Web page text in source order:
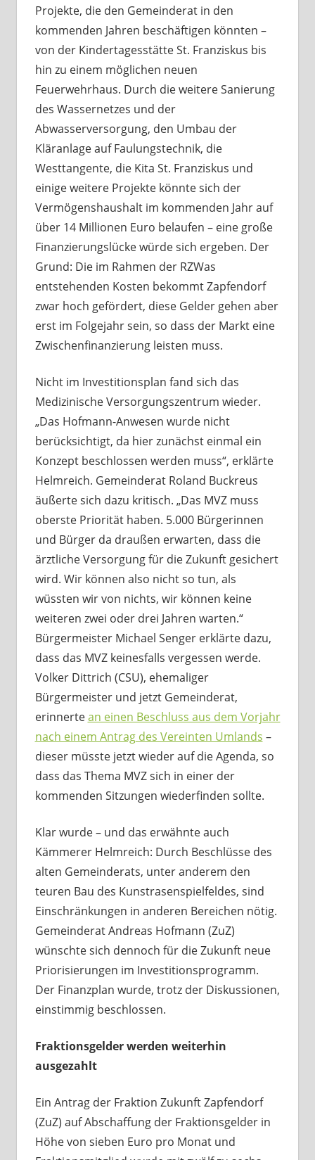
Projekte, die den Gemeinderat in den
kommenden Jahren beschäftigen könnten –
von der Kindertagesstätte St. Franziskus bis
hin zu einem möglichen neuen
Feuerwehrhaus. Durch die weitere Sanierung
des Wassernetzes und der
Abwasserversorgung, den Umbau der
Kläranlage auf Faulungstechnik, die
Westtangente, die Kita St. Franziskus und
einige weitere Projekte könnte sich der
Vermögenshaushalt im kommenden Jahr auf
über 14 Millionen Euro belaufen – eine große
Finanzierungslücke würde sich ergeben. Der
Grund: Die im Rahmen der RZWas
entstehenden Kosten bekommt Zapfendorf
zwar hoch gefördert, diese Gelder gehen aber
erst im Folgejahr sein, so dass der Markt eine
Zwischenfinanzierung leisten muss.
Nicht im Investitionsplan fand sich das
Medizinische Versorgungszentrum wieder.
„Das Hofmann-Anwesen wurde nicht
berücksichtigt, da hier zunächst einmal ein
Konzept beschlossen werden muss“, erklärte
Helmreich. Gemeinderat Roland Buckreus
äußerte sich dazu kritisch. „Das MVZ muss
oberste Priorität haben. 5.000 Bürgerinnen
und Bürger da draußen erwarten, dass die
ärztliche Versorgung für die Zukunft gesichert
wird. Wir können also nicht so tun, als
wüssten wir von nichts, wir können keine
weiteren zwei oder drei Jahren warten.“
Bürgermeister Michael Senger erklärte dazu,
dass das MVZ keinesfalls vergessen werde.
Volker Dittrich (CSU), ehemaliger
Bürgermeister und jetzt Gemeinderat,
erinnertean einen Beschluss aus dem Vorjahr
nach einem Antrag des Vereinten Umlands –
dieser müsste jetzt wieder auf die Agenda, so
dass das Thema MVZ sich in einer der
kommenden Sitzungen wiederfinden sollte.
Klar wurde – und das erwähnte auch
Kämmerer Helmreich: Durch Beschlüsse des
alten Gemeinderats, unter anderem den
teuren Bau des Kunstrasenspielfeldes, sind
Einschränkungen in anderen Bereichen nötig.
Gemeinderat Andreas Hofmann (ZuZ)
wünschte sich dennoch für die Zukunft neue
Priorisierungen im Investitionsprogramm.
Der Finanzplan wurde, trotz der Diskussionen,
einstimmig beschlossen.
Fraktionsgelder werden weiterhin
ausgezahlt
Ein Antrag der Fraktion Zukunft Zapfendorf
(ZuZ) auf Abschaffung der Fraktionsgelder in
Höhe von sieben Euro pro Monat und